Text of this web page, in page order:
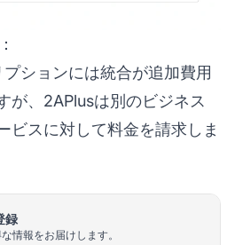
ションには統合が追加費用
が、2APlusは別のビジネス
ビスに対して料金を請求しま
録
情報をお届けします。